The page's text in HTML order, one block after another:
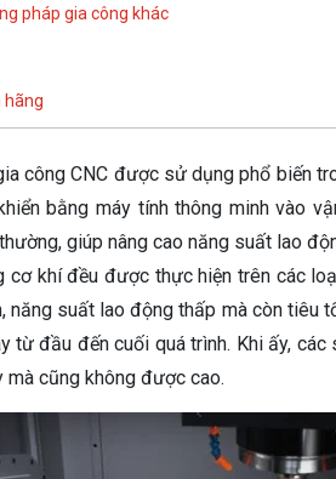
pháp gia công khác
hãng
công CNC được sử dụng phổ biến
bằng máy tính thông minh vào
giúp nâng cao năng suất lao
cơ khí đều được thực hiện trên các
năng suất lao động thấp mà còn tiêu
đầu đến cuối quá trình. Khi ấy, các
mà cũng không được cao.